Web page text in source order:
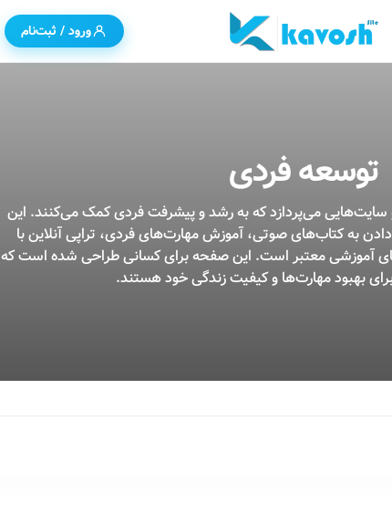
ورود / ثبت‌نام
توسعه فردی
می‌پردازد که به رشد و پیشرفت فردی کمک می‌کنند. این
به کتاب‌های صوتی، آموزش مهارت‌های فردی، تراپی آنلاین با
آموزشی معتبر است. این صفحه برای کسانی طراحی شده است که
برای بهبود مهارت‌ها و کیفیت زندگی خود هستند.